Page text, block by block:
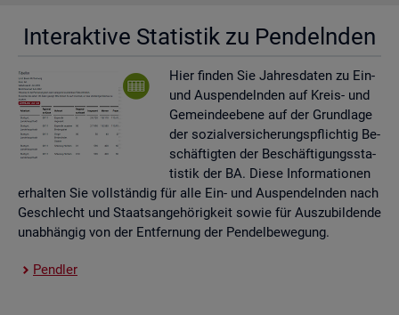
In­ter­ak­ti­ve Sta­tis­tik zu Pen­deln­den
Hier fin­den Sie Jah­res­da­ten zu Ein-
und Aus­pen­deln­den auf Kreis- und
Ge­mein­de­ebe­ne auf der Grund­la­ge
der so­zi­al­ver­si­che­rungs­pflich­tig Be­
schäf­tig­ten der Be­schäf­ti­gungs­sta­
tis­tik der BA. Diese In­for­ma­tio­nen
er­hal­ten Sie voll­stän­dig für alle Ein- und Aus­pen­deln­den nach
Ge­schlecht und Staats­an­ge­hö­rig­keit sowie für Aus­zu­bil­den­de
un­ab­hän­gig von der Ent­fer­nung der Pen­del­be­we­gung.
Pend­ler